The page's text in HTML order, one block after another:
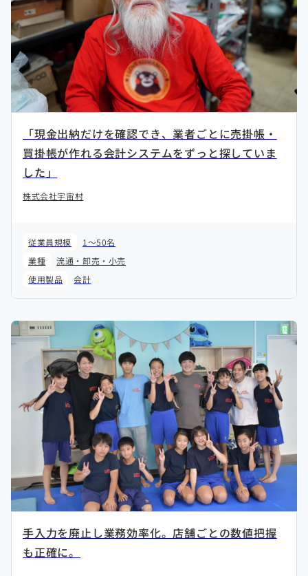
「現金出納だけを確認でき、業者ごとに売掛帳・
買掛帳が作れる会計システムをずっと探していま
した」
株式会社宇宙村
従業員規模
1～50名
業種
流通・卸売・小売
使用製品
会計
手入力を廃止し業務効率化。店舗ごとの数値把握
も正確に。